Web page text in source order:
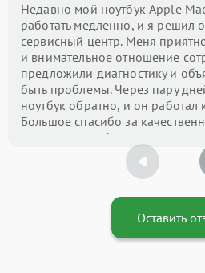
Недавно мой ноутбук Apple
работать медленно, и я решил
сервисный центр. Меня
и внимательное отношение
предложили диагностику и
быть проблемы. Через пару
ноутбук обратно, и он работал
Большое спасибо за
оперативность!
Оставить